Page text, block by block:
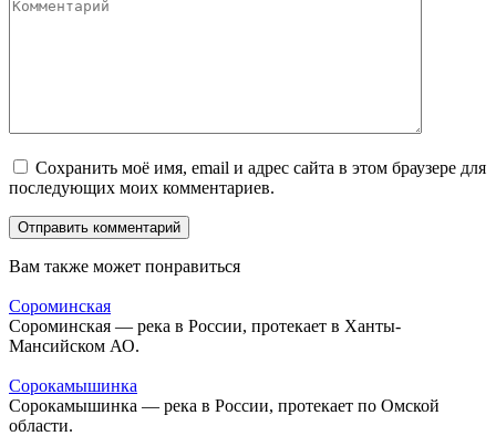
Сохранить моё имя, email и адрес сайта в этом браузере для
последующих моих комментариев.
Вам также может понравиться
Сороминская
Сороминская — река в России, протекает в Ханты-
Мансийском АО.
Сорокамышинка
Сорокамышинка — река в России, протекает по Омской
области.